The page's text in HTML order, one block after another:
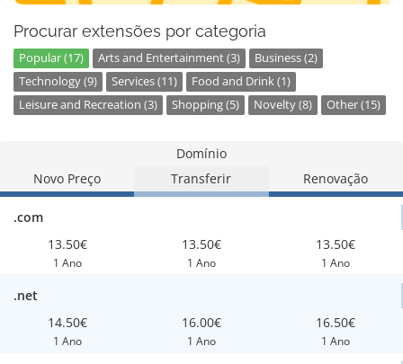
Procurar extensões por categoria
Popular (17) Arts and Entertainment (3)
Business (2)
Technology (9)
Services (11)
Food and Drink (1)
Leisure and Recreation (3)
Shopping (5) Novelty (8) Other (15)
Domínio
Novo Preço
Transferir Renovação
.com
13.50€
1 Ano
13.50€
1 Ano
13.50€
1 Ano
.net
14.50€
1 Ano
16.00€
1 Ano
16.50€
1 Ano